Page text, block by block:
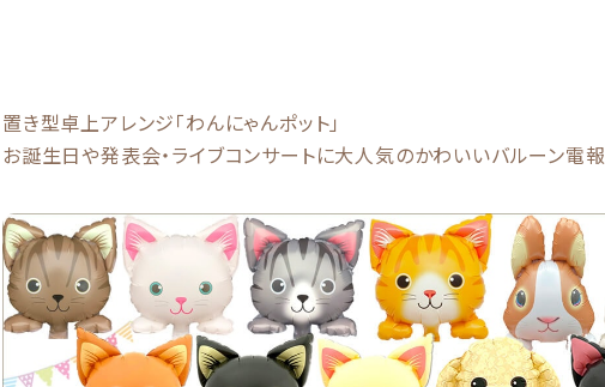
置き型卓上アレンジ「わんにゃんポット」
お誕生日や発表会・ライブコンサートに大人気のかわいいバルーン電報